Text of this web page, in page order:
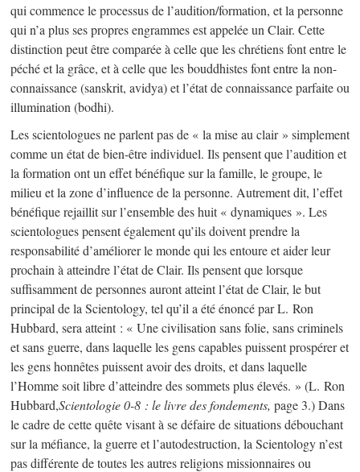
qui commence le processus de l’audition/formation, et la personne
qui n’a plus ses propres engrammes est appelée un Clair. Cette
distinction peut être comparée à celle que les chrétiens font entre le
péché et la grâce, et à celle que les bouddhistes font entre la non-
connaissance (sanskrit, avidya) et l’état de connaissance parfaite ou
illumination (bodhi).
Les scientologues ne parlent pas de « la mise au clair » simplement
comme un état de bien-être individuel. Ils pensent que l’audition et
la formation ont un effet bénéfique sur la famille, le groupe, le
milieu et la zone d’influence de la personne. Autrement dit, l’effet
bénéfique rejaillit sur l’ensemble des huit « dynamiques ». Les
scientologues pensent également qu’ils doivent prendre la
responsabilité d’améliorer le monde qui les entoure et aider leur
prochain à atteindre l’état de Clair. Ils pensent que lorsque
suffisamment de personnes auront atteint l’état de Clair, le but
principal de la Scientology, tel qu’il a été énoncé par L. Ron
Hubbard, sera atteint : « Une civilisation sans folie, sans criminels
et sans guerre, dans laquelle les gens capables puissent prospérer et
les gens honnêtes puissent avoir des droits, et dans laquelle
l’Homme soit libre d’atteindre des sommets plus élevés. » (L. Ron
Hubbard,Scientologie0-8 : le livre des fondements, page 3.) Dans
le cadre de cette quête visant à se défaire de situations débouchant
sur la méfiance, la guerre et l’autodestruction, la Scientology n’est
pas différente de toutes les autres religions missionnaires ou